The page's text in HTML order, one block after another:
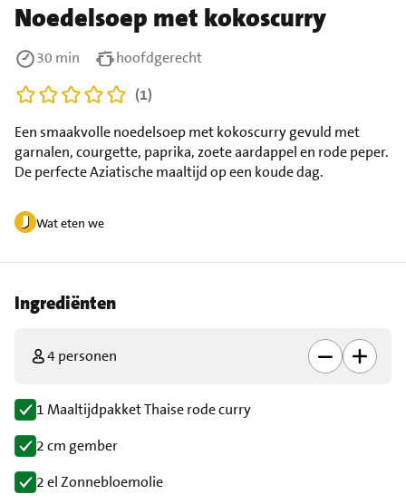
Noedelsoep met kokoscurry
Wat eten we
Een smaakvolle noedelsoep met kokoscurry gevuld met
garnalen, courgette, paprika, zoete aardappel en rode peper.
De perfecte Aziatische maaltijd op een koude dag.
30 min
hoofdgerecht
(1)
Ingrediënten
4 personen
1 Maaltijdpakket Thaise rode curry
2 cm gember
2 el Zonnebloemolie